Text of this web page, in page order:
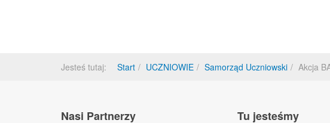
Jesteś tutaj: Start UCZNIOWIE Samorząd Uczniowski Akcja
Nasi Partnerzy Tu jesteśmy